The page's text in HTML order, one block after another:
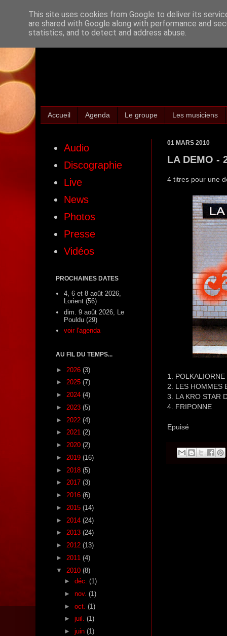
Accueil Agenda Le groupe Les musiciens
01 MARS 2010
LA DEMO -
4 titres pour une
1. POLKALIORNE
2. LES HOMMES
3. LA KRO STAR
4. FRIPONNE
Epuisé
Audio
Discographie
Live
News
Photos
Presse
Vidéos
PROCHAINES DATES
4, 6 et 8 août 2026,
Lorient (56)
dim. 9 août 2026, Le
Pouldu (29)
voir l'agenda
AU FIL DU TEMPS...
► 2026 (3)
► 2025 (7)
► 2024 (4)
► 2023 (5)
► 2022 (4)
► 2021 (2)
► 2020 (2)
► 2019 (16)
► 2018 (5)
► 2017 (3)
► 2016 (6)
► 2015 (14)
► 2014 (24)
► 2013 (24)
► 2012 (13)
► 2011 (4)
▼ 2010 (8)
► déc. (1)
► nov. (1)
► oct. (1)
► juil. (1)
► juin (1)
This site uses cookies from Google to deliver its
are shared with Google along with performance and
statistics, and to detect and address abuse.